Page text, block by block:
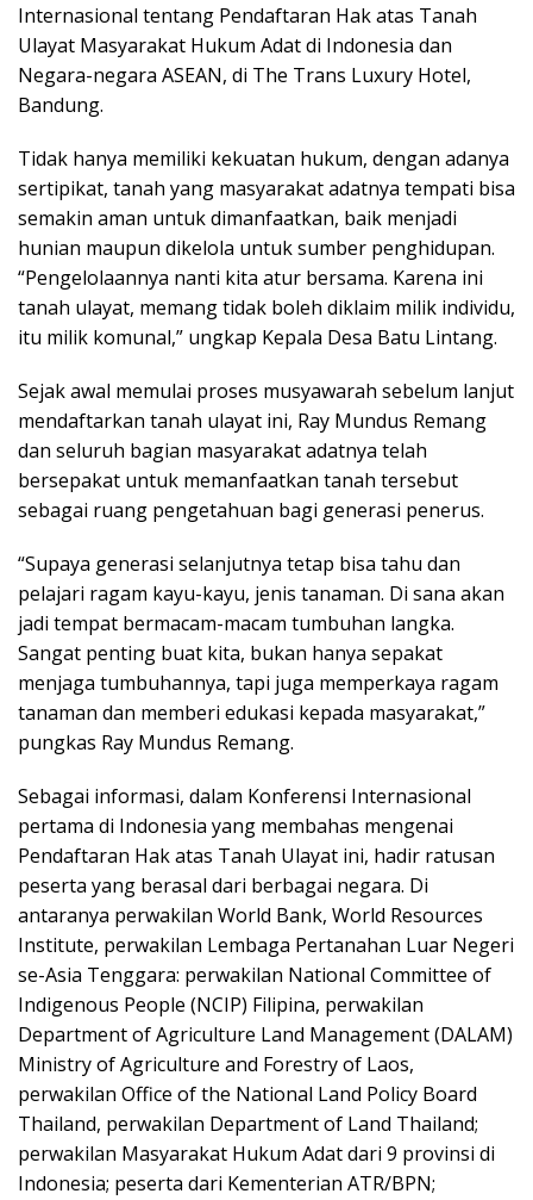
Internasional tentang Pendaftaran Hak atas Tanah
Ulayat Masyarakat Hukum Adat di Indonesia dan
Negara-negara ASEAN, di The Trans Luxury Hotel,
Bandung.
Tidak hanya memiliki kekuatan hukum, dengan adanya
sertipikat, tanah yang masyarakat adatnya tempati bisa
semakin aman untuk dimanfaatkan, baik menjadi
hunian maupun dikelola untuk sumber penghidupan.
“Pengelolaannya nanti kita atur bersama. Karena ini
tanah ulayat, memang tidak boleh diklaim milik individu,
itu milik komunal,” ungkap Kepala Desa Batu Lintang.
Sejak awal memulai proses musyawarah sebelum lanjut
mendaftarkan tanah ulayat ini, Ray Mundus Remang
dan seluruh bagian masyarakat adatnya telah
bersepakat untuk memanfaatkan tanah tersebut
sebagai ruang pengetahuan bagi generasi penerus.
“Supaya generasi selanjutnya tetap bisa tahu dan
pelajari ragam kayu-kayu, jenis tanaman. Di sana akan
jadi tempat bermacam-macam tumbuhan langka.
Sangat penting buat kita, bukan hanya sepakat
menjaga tumbuhannya, tapi juga memperkaya ragam
tanaman dan memberi edukasi kepada masyarakat,”
pungkas Ray Mundus Remang.
Sebagai informasi, dalam Konferensi Internasional
pertama di Indonesia yang membahas mengenai
Pendaftaran Hak atas Tanah Ulayat ini, hadir ratusan
peserta yang berasal dari berbagai negara. Di
antaranya perwakilan World Bank, World Resources
Institute, perwakilan Lembaga Pertanahan Luar Negeri
se-Asia Tenggara: perwakilan National Committee of
Indigenous People (NCIP) Filipina, perwakilan
Department of Agriculture Land Management (DALAM)
Ministry of Agriculture and Forestry of Laos,
perwakilan Office of the National Land Policy Board
Thailand, perwakilan Department of Land Thailand;
perwakilan Masyarakat Hukum Adat dari 9 provinsi di
Indonesia; peserta dari Kementerian ATR/BPN;